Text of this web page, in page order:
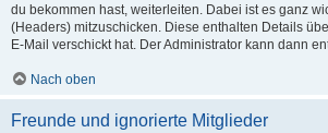
du bekommen hast, weiterleiten. Dabei ist es ganz
(Headers) mitzuschicken. Diese enthalten Details
E-Mail verschickt hat. Der Administrator kann dann
Nach oben
Freunde und ignorierte Mitglieder